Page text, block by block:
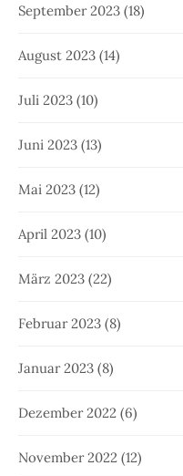
September 2023 (18)
August 2023 (14)
Juli 2023 (10)
Juni 2023 (13)
Mai 2023 (12)
April 2023 (10)
März 2023 (22)
Februar 2023 (8)
Januar 2023 (8)
Dezember 2022 (6)
November 2022 (12)